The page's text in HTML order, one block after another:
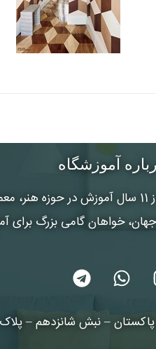
آموزشگاه
با سابقه‌ای بیش از 11 سال آموزش در
خواهان گامی بزرگ برای
– نبش شانزدهم – پلاک 58 طبقه 3